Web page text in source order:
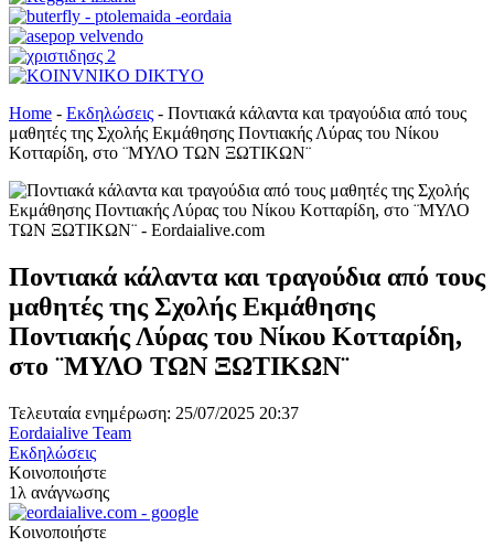
Home - Εκδηλώσεις - Ποντιακά κάλαντα και τραγούδια από τους
μαθητές της Σχολής Εκμάθησης Ποντιακής Λύρας του Νίκου
Κοτταρίδη, στο ¨ΜΥΛΟ ΤΩΝ ΞΩΤΙΚΩΝ¨
Ποντιακά κάλαντα και τραγούδια από τους
μαθητές της Σχολής Εκμάθησης
Ποντιακής Λύρας του Νίκου Κοτταρίδη,
στο ¨ΜΥΛΟ ΤΩΝ ΞΩΤΙΚΩΝ¨
Τελευταία ενημέρωση: 25/07/2025 20:37
Eordaialive Team
Εκδηλώσεις
Κοινοποιήστε
1λ ανάγνωσης
Κοινοποιήστε